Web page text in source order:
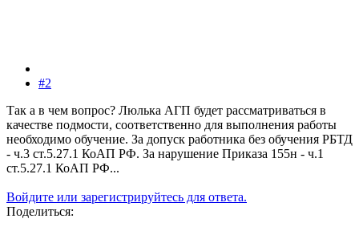
#2
Так а в чем вопрос? Люлька АГП будет рассматриваться в
качестве подмости, соответственно для выполнения работы
необходимо обучение. За допуск работника без обучения РБТД
- ч.3 ст.5.27.1 КоАП РФ. За нарушение Приказа 155н - ч.1
ст.5.27.1 КоАП РФ...
Войдите или зарегистрируйтесь для ответа.
Поделиться: